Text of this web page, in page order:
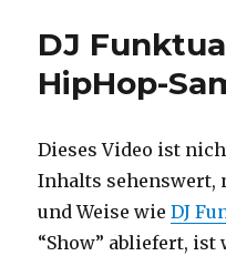
DJ
HipHop-
Dieses Video ist
Inhalts sehenswert,
und Weise wieDJ
“Show” abliefert,